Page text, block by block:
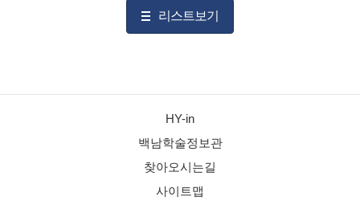
리스트보기
HY-in
백남학술정보관
찾아오시는길
사이트맵